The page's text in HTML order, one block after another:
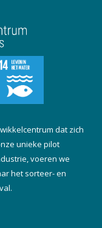
dat zich
unieke pilot
voeren we
het sorteer- en